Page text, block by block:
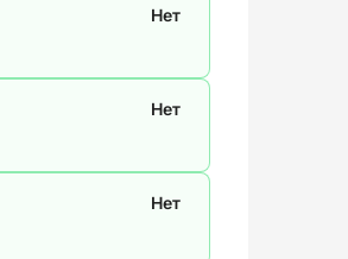
Нет
Нет
Нет